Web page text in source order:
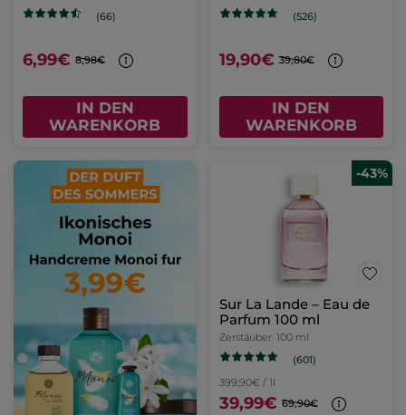
(66)
6,99€ 8,98€
IN DEN
WARENKORB
(526)
19,90€ 39,80€
IN DEN
WARENKORB
-43%
Sur La Lande – Eau de
Parfum 100 ml
Zerstäuber 100 ml
(601)
399,90€ / 1l
39,99€ 69,90€